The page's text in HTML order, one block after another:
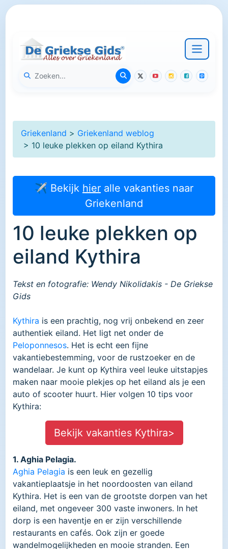
Griekenland > Griekenland weblog
> 10 leuke plekken op eiland Kythira
✈ Bekijk hier alle vakanties naar
Griekenland
10 leuke plekken op
eiland Kythira
Tekst en fotografie: Wendy Nikolidakis - De Griekse
Gids
Kythira is een prachtig, nog vrij onbekend en zeer
authentiek eiland. Het ligt net onder de
Peloponnesos. Het is echt een fijne
vakantiebestemming, voor de rustzoeker en de
wandelaar. Je kunt op Kythira veel leuke uitstapjes
maken naar mooie plekjes op het eiland als je een
auto of scooter huurt. Hier volgen 10 tips voor
Kythira:
Bekijk vakanties Kythira>
1. Aghia Pelagia.
Aghia Pelagia is een leuk en gezellig
vakantieplaatsje in het noordoosten van eiland
Kythira. Het is een van de grootste dorpen van het
eiland, met ongeveer 300 vaste inwoners. In het
dorp is een haventje en er zijn verschillende
restaurants en cafés. Ook zijn er goede
wandelmogelijkheden en mooie stranden. Een